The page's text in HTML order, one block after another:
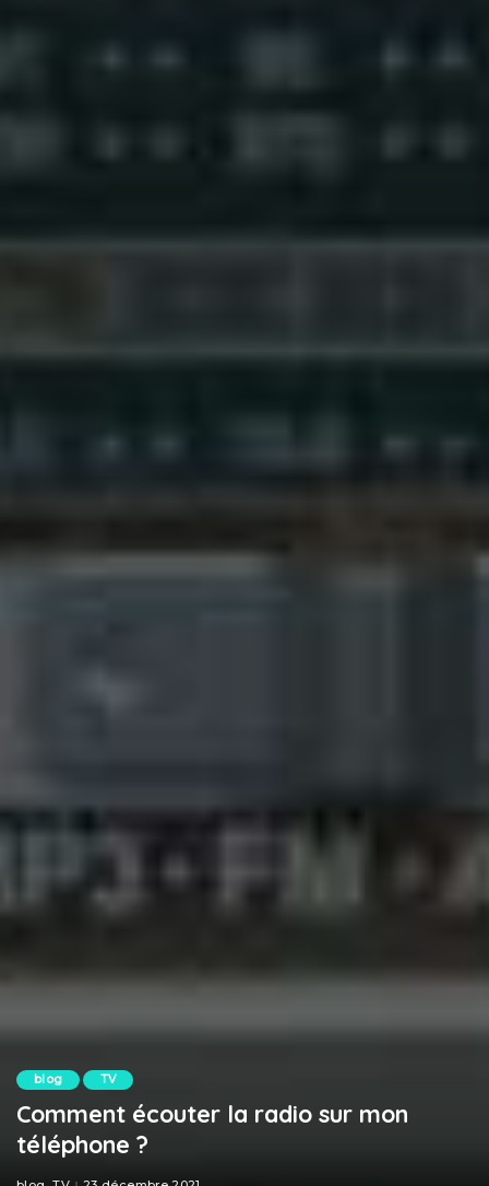
blog TV
Comment écouter la radio sur mon
téléphone ?